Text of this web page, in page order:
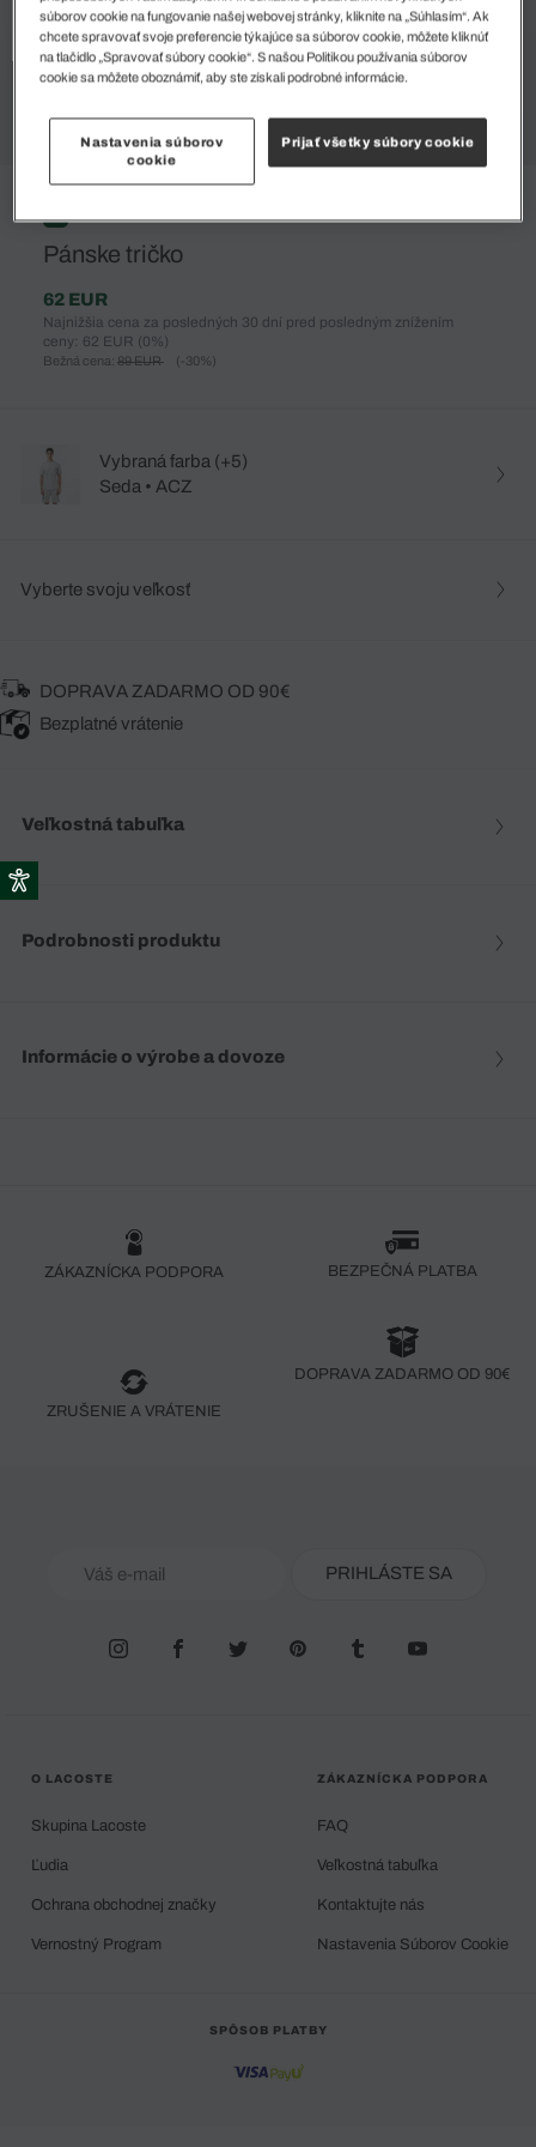
%
Pánske tričko
62 EUR
Najnižšia cena za posledných 30 dní pred posledným znížením
ceny: 62 EUR (0%)
Bežná cena: 89 EUR (-30%)
Vybraná farba (+5)
Seda • ACZ
Vyberte svoju veľkosť
DOPRAVA ZADARMO OD 90€
Bezplatné vrátenie
Veľkostná tabuľka
Podrobnosti produktu
Informácie o výrobe a dovoze
ZÁKAZNÍCKA PODPORA BEZPEČNÁ PLATBA
ZRUŠENIE A VRÁTENIE
DOPRAVA ZADARMO OD 90€
PRIHLÁSTE SA
O LACOSTE
Skupina Lacoste
Ľudia
Ochrana obchodnej značky
Vernostný Program
ZÁKAZNÍCKA PODPORA
FAQ
Veľkostná tabuľka
Kontaktujte nás
Nastavenia Súborov Cookie
SPÔSOB PLATBY
súborov cookie na fungovanie našej webovej stránky, kliknite na „Súhlasím“. Ak
chcete spravovať svoje preferencie týkajúce sa súborov cookie, môžete kliknúť
na tlačidlo „Spravovať súbory cookie“. S našou Politikou používania súborov
cookie sa môžete oboznámiť, aby ste získali podrobné informácie.
Nastavenia súborov
cookie
Prijať všetky súbory cookie